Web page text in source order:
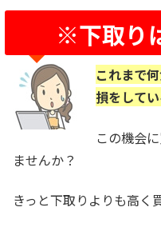
※下取り
これまで
損をしてい
この機会
ませんか？
きっと下取りよりも高く